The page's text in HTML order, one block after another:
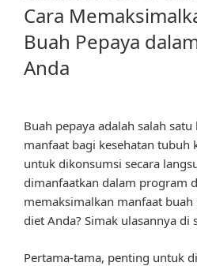
Cara
Buah Pepaya
Anda
Buah pepaya adalah salah
manfaat bagi kesehatan tubuh
untuk dikonsumsi secara
dimanfaatkan dalam program
memaksimalkan manfaat
diet Anda? Simak ulasannya di
Pertama-tama, penting untuk